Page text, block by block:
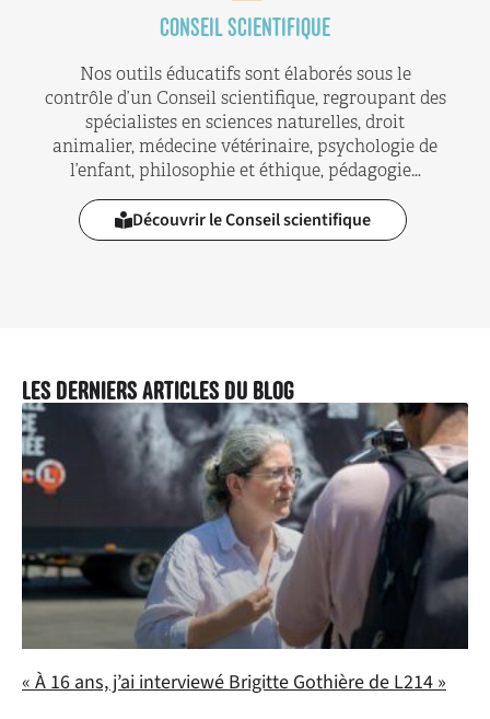
CONSEIL SCIENTIFIQUE
Nos outils éducatifs sont élaborés sous le
contrôle d’un Conseil scientifique, regroupant des
spécialistes en sciences naturelles, droit
animalier, médecine vétérinaire, psychologie de
l’enfant, philosophie et éthique, pédagogie…
Découvrir le Conseil scientifique
LES DERNIERS ARTICLES DU BLOG
« À 16 ans, j’ai interviewé Brigitte Gothière de L214 »